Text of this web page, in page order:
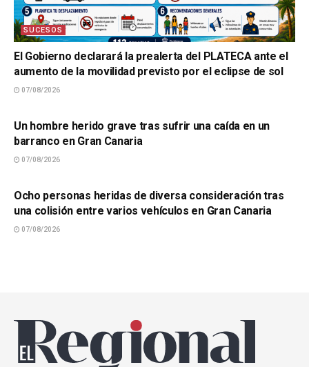
SUCESOS
El Gobierno declarará la prealerta del PLATECA ante el
aumento de la movilidad previsto por el eclipse de sol
07/08/2026
Un hombre herido grave tras sufrir una caída en un
barranco en Gran Canaria
07/08/2026
Ocho personas heridas de diversa consideración tras
una colisión entre varios vehículos en Gran Canaria
07/08/2026